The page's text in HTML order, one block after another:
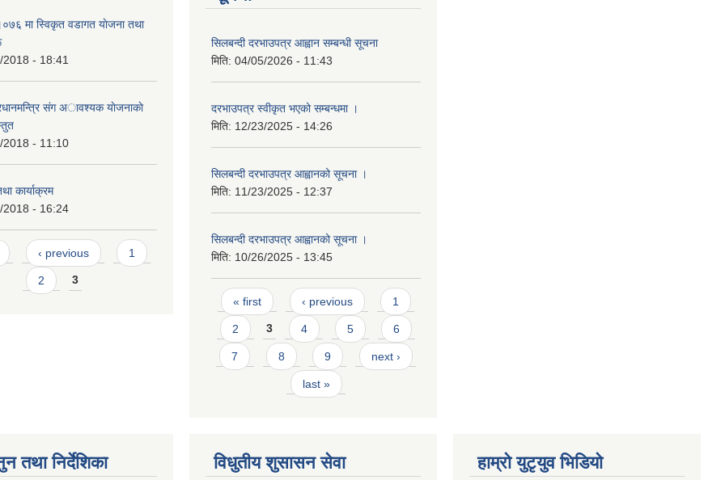
मा स्विकृत वडागत याेजना तथा
2018 - 18:41
संग अावश्यक याेजनाकाे
2018 - 11:10
कार्याक्रम
2018 - 16:24
‹ previous 1
2 3
सिलबन्दी दरभाउपत्र आह्वान सम्बन्धी सूचना
मिति: 04/05/2026 - 11:43
दरभाउपत्र स्वीकृत भएको सम्बन्धमा ।
मिति: 12/23/2025 - 14:26
सिलबन्दी दरभाउपत्र आह्वानको सूचना ।
मिति: 11/23/2025 - 12:37
सिलबन्दी दरभाउपत्र आह्वानको सूचना ।
मिति: 10/26/2025 - 13:45
Pages
« first ‹ previous 1
2 3 4 5 6
7 8 9 next ›
last »
तथा निर्देशिका विधुतीय शुसासन सेवा हाम्राे युटृयुव भिडियाे